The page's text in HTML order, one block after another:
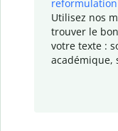
reformulation
Utilisez nos
trouver le
votre texte :
académique,